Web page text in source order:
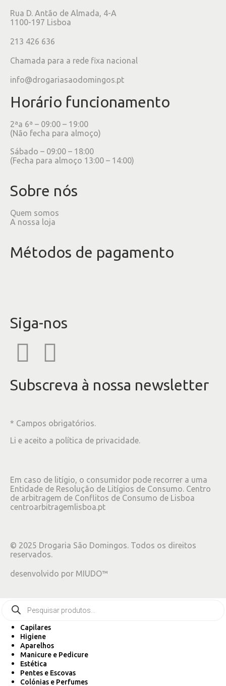
Rua D. Antão de Almada, 4-A
1100-197 Lisboa
213 426 636
Chamada para a rede fixa nacional
info@drogariasaodomingos.pt
Horário funcionamento
2ªa 6ª – 09:00 – 19:00
(Não fecha para almoço)
Sábado – 09:00 – 18:00
(Fecha para almoço 13:00 – 14:00)
Sobre nós
Quem somos
A nossa loja
Métodos de pagamento
Siga-nos
Subscreva à nossa newsletter
* Campos obrigatórios.
Li e aceito a política de privacidade.
Em caso de litígio, o consumidor pode recorrer a uma
Entidade de Resolução de Litígios de Consumo. Centro
de arbitragem de Conflitos de Consumo de Lisboa
centroarbitragemlisboa.pt
© 2025 Drogaria São Domingos. Todos os direitos
reservados.
desenvolvido por MIUDO™
Capilares
Higiene
Aparelhos
Manicure e Pedicure
Estética
Pentes e Escovas
Colónias e Perfumes